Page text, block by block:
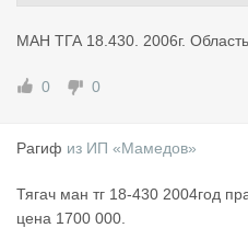
МАН ТГА 18.430. 2006г. Область.
0 0
Рагиф из ИП «Мамедов»
Тягач ман тг 18-430 2004год
цена 1700 000.